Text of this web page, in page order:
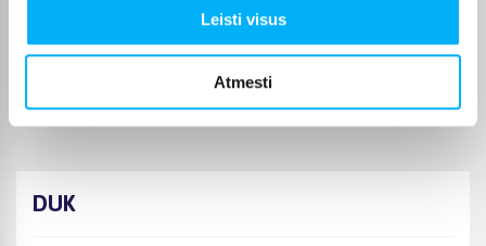
Leisti visus
Atmesti
DUK